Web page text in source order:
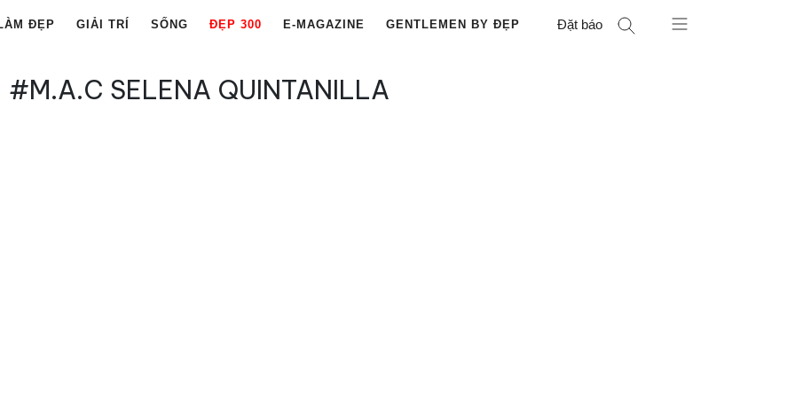
ĐẸP GIẢI TRÍ SỐNG ĐẸP 300 E-MAGAZINE GENTLEMEN BY ĐẸP Đặt báo
#M.A.C SELENA QUINTANILLA